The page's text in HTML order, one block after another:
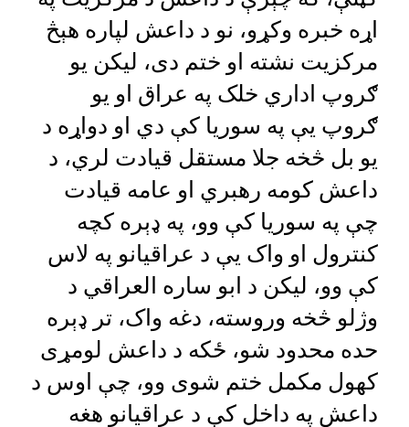
اړه خبره وکړو، نو د داعش لپاره هېڅ
مرکزيت نشته او ختم دی، ليکن يو
ګروپ اداري خلک په عراق او يو
ګروپ یې په سوريا کې دي او دواړه د
يو بل څخه جلا مستقل قيادت لري، د
داعش کومه رهبري او عامه قيادت
چې په سوريا کې وو، په ډېره کچه
کنترول او واک یې د عراقيانو په لاس
کې وو، ليکن د ابو ساره العراقي د
وژلو څخه وروسته، دغه واک، تر ډېره
حده محدود شو، ځکه د داعش لومړی
کهول مکمل ختم شوی وو، چې اوس د
داعش په داخل کې د عراقيانو هغه